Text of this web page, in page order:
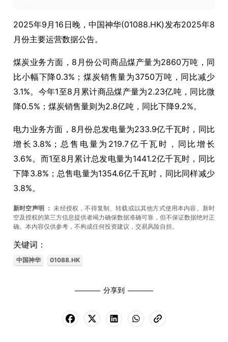
2025年9月16日晚，中国神华(01088.HK)发布2025年8
月份主要运营数据公告。
煤炭业务方面， 8 月份公司商品煤产量为2860万吨，同
比小幅下降0.3% ；煤炭销售量为3750万吨，同比减少
3.1%。今年1至8 月累计商品煤产量为2.23亿吨，同比微
降0.5% ；煤炭销售量则为2.8亿吨，同比下降9.2%。
电力业务方面， 8月份总发电量为233.9亿千瓦时，同比
增长 3.8% ；总售电量为 219.7亿千瓦时，同比增长
3.6%。而1至8月累计总发电量为1441.2亿千瓦时，同比
下降3.8% ；总售电量为1354.6亿千瓦时，同比同样减少
3.8%。
新时空声明 ： 未经授权，不得复制、转载或以其他方式使用本内容。新时
空及授权的第三方信息提供者竭力确保数据准确可靠，但不保证数据绝对正
确。本內容仅供参考，不构成任何投资建议，交易风险自担。
关键词：
中国神华 01088.HK
分享到